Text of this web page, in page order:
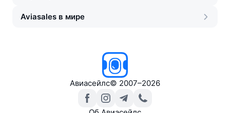
Aviasales в мире
Авиасейлс© 2007–2026